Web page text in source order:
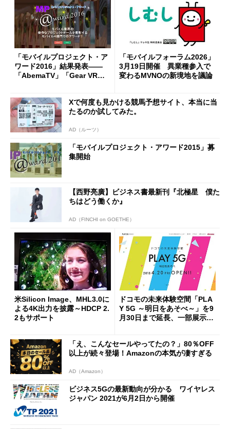
「モバイルプロジェクト・ア
ワード2016」結果発表――
「AbemaTV」「Gear VR」
「モバイルフォーラム2026」
3月19日開催 異業種参入で
変わるMVNOの新境地を議論
Xで何度も見かける競馬予想サイト、本当に当
たるのか試してみた。
AD（ルーツ）
「モバイルプロジェクト・アワード2015」募
集開始
【西野亮廣】ビジネス書最新刊『北極星 僕た
ちはどう働くか』
AD（FINCHI on GOETHE）
米Silicon Image、MHL3.0に
よる4K出力を披露～HDCP 2.
2もサポート
ドコモの未来体験空間「PLA
Y 5G ～明日をあそべ～」を9
月30日まで延長、一部展示内
「え、こんなセールやってたの？」80％OFF
以上が続々登場！Amazonの本気が凄すぎる
AD（Amazon）
ビジネス5Gの最新動向が分かる ワイヤレス
ジャパン 2021が6月2日から開催